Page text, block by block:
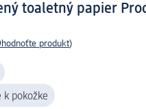
toaletný papier
produkt)
pokožke